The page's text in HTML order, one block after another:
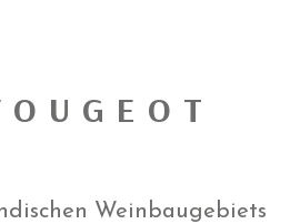
Weinbaugebiets